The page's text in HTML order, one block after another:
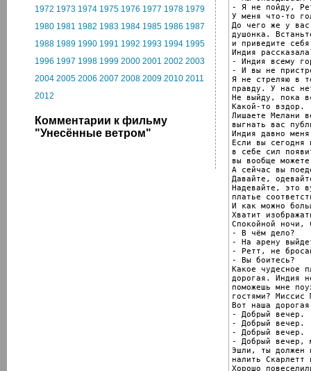
1972 1973 1974 1975 1976 1977 1978 1979
1980 1981 1982 1983 1984 1985 1986 1987
1988 1989 1990 1991 1992 1993 1994 1995
1996 1997 1998 1999 2000 2001 2002 2003
2004 2005 2006 2007 2008 2009 2010 2011
2012
Комментарии к фильму
"Унесённые ветром"
- Я не пойду,
У меня что-то
До чего же у вас
душонка.
и приведите
Индия
- Индия всему
- И вы не
Я не стреляю в
правду. У нас
Не выйду, пока
Какой-то вздор.
Лишаете Мелани
выгнать вас
Индия давно
Если вы сегодня
в себе сил
вы вообще
А сейчас вы
Давайте,
Надевайте, это
платье
И как можно
Хватит
Спокойной ночи,
- В чём дело?
- На арену
- Ретт, не
- Вы боитесь?
Какое чудесное
дорогая. Индия
поможешь мне
гостями? Миссис
Вот наша
- Добрый вечер.
- Добрый вечер.
- Добрый вечер.
- Добрый вечер,
Эшли, ты должен
налить Скарлетт
Хорошо